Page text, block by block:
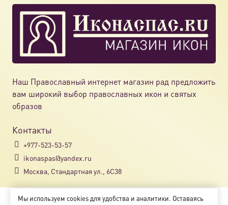
Наш Православный интернет магазин рад предложить
вам широкий выбор православных икон и святых
образов
Контакты
+977-523-53-57
ikonaspas@yandex.ru
Москва, Стандартная ул., 6С38
Мы используем cookies для удобства и аналитики. Оставаясь